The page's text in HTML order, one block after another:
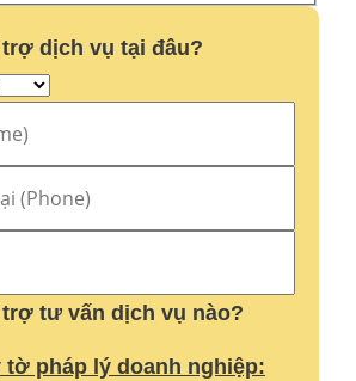
dịch vụ tại đâu?
tư vấn dịch vụ nào?
tờ pháp lý doanh nghiệp: